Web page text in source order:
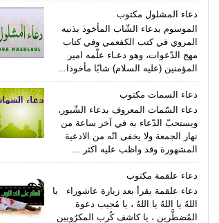
دعاء المشلول مكتوب
الموسوم بدعاء الشّاب المأخوذ بذنبه
المروي في كتب الكفعمي وفي كتاب
مهج الدّعوات، وهو دعـاء علّمه امير
المؤمنين (عليه السلام) شابّا مأخوذا...
دعاء السمات مكتوب
دعاء السّمات المعروف بدعاء الشّبور،
ويستحبّ الدّعاء به في آخر ساعة من
نهار الجمعة ولا يخفى انّه من الادعية
المشهورة وقد واظب عليه اكثر ...
دعاء علقمة مكتوب
دعاء علقمة يقرأ بعد زيارة عاشوراء يا
اللهُ يا اللهُ يا اللهُ ، يا مُجيب دعوة
المُضطَّرين ، يا كاشف كُرب المكرُوبين